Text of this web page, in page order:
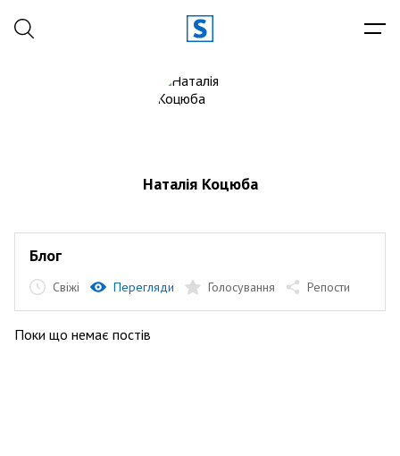
Наталія Коцюба
Блог
Свіжі Перегляди Голосування Репости
Поки що немає постів